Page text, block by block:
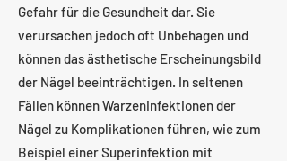
Gefahr für die Gesundheit dar. Sie
verursachen jedoch oft Unbehagen und
können das ästhetische Erscheinungsbild
der Nägel beeinträchtigen. In seltenen
Fällen können Warzeninfektionen der
Nägel zu Komplikationen führen, wie zum
Beispiel einer Superinfektion mit